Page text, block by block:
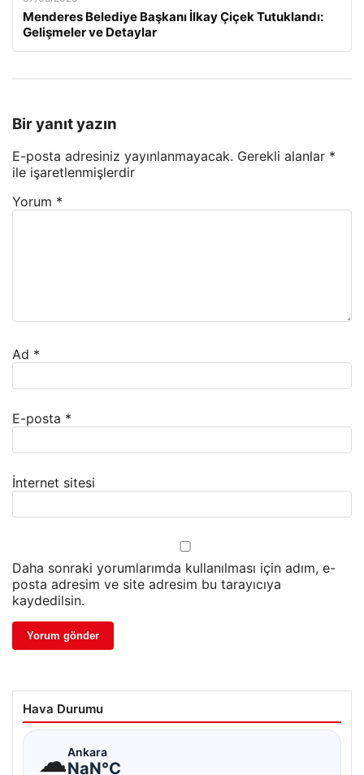
Menderes Belediye Başkanı İlkay Çiçek Tutuklandı:
Gelişmeler ve Detaylar
Bir yanıt yazın
E-posta adresiniz yayınlanmayacak. Gerekli alanlar *
ile işaretlenmişlerdir
Yorum *
Ad *
E-posta *
İnternet sitesi
Daha sonraki yorumlarımda kullanılması için adım, e-
posta adresim ve site adresim bu tarayıcıya
kaydedilsin.
Hava Durumu
☁Ankara
NaN°C